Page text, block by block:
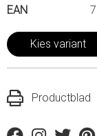
EAN
Kies variant
Productblad